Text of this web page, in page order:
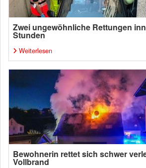
Zwei ungewöhnliche Rettungen
Stunden
Weiterlesen
Bewohnerin rettet sich schwer
Vollbrand